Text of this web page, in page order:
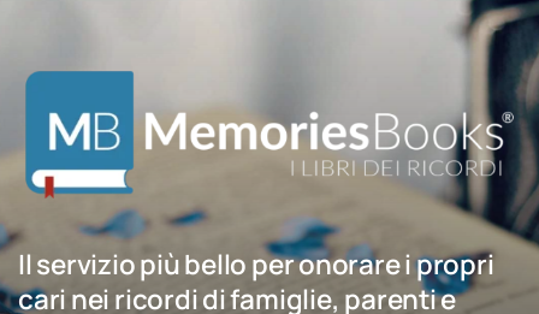
Il servizio più bello per onorare i propri
cari nei ricordi di famiglie, parenti e